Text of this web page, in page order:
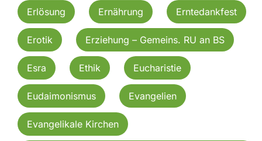
Erlösung Ernährung Erntedankfest
Erotik Erziehung – Gemeins. RU an BS
Esra Ethik Eucharistie
Eudaimonismus Evangelien
Evangelikale Kirchen